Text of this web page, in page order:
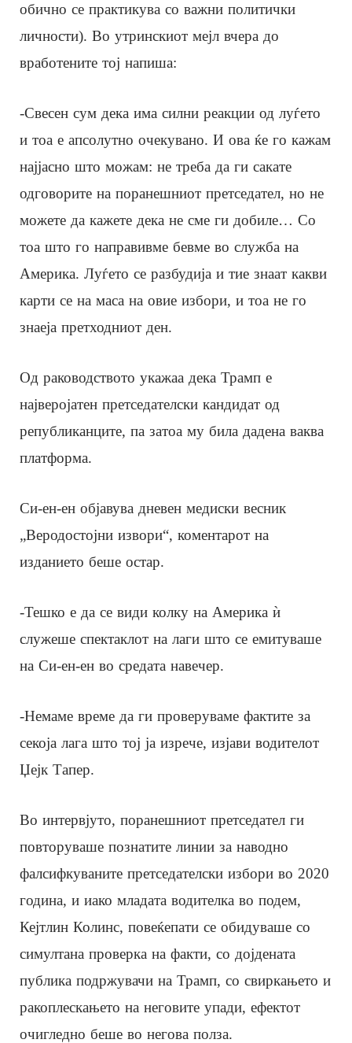
обично се практикува со важни политички
личности). Во утринскиот мејл вчера до
вработените тој напиша:
-Свесен сум дека има силни реакции од луѓето
и тоа е апсолутно очекувано. И ова ќе го кажам
најјасно што можам: не треба да ги сакате
одговорите на поранешниот претседател, но не
можете да кажете дека не сме ги добиле… Со
тоа што го направивме бевме во служба на
Америка. Луѓето се разбудија и тие знаат какви
карти се на маса на овие избори, и тоа не го
знаеја претходниот ден.
Од раководството укажаа дека Трамп е
најверојатен претседателски кандидат од
републиканците, па затоа му била дадена ваква
платформа.
Си-ен-ен објавува дневен медиски весник
„Веродостојни извори“, коментарот на
изданието беше остар.
-Тешко е да се види колку на Америка ѝ
служеше спектаклот на лаги што се емитуваше
на Си-ен-ен во средата навечер.
-Немаме време да ги проверуваме фактите за
секоја лага што тој ја изрече, изјави водителот
Џејк Тапер.
Во интервјуто, поранешниот претседател ги
повторуваше познатите линии за наводно
фалсифкуваните претседателски избори во 2020
година, и иако младата водителка во подем,
Кејтлин Колинс, повеќепати се обидуваше со
симултана проверка на факти, со дојдената
публика подржувачи на Трамп, со свиркањето и
ракоплескањето на неговите упади, ефектот
очигледно беше во негова полза.